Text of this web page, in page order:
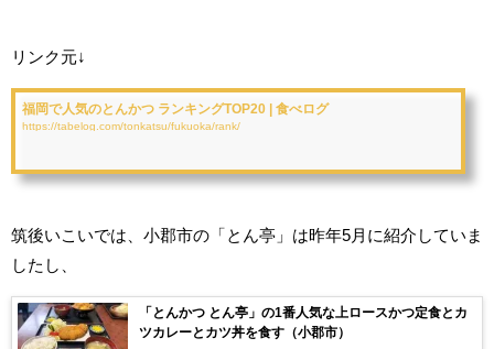
リンク元↓
福岡で人気のとんかつ ランキングTOP20 | 食べログ
https://tabelog.com/tonkatsu/fukuoka/rank/
筑後いこいでは、小郡市の「とん亭」は昨年5月に紹介していま
したし、
「とんかつ とん亭」の1番人気な上ロースかつ定食とカ
ツカレーとカツ丼を食す（小郡市）